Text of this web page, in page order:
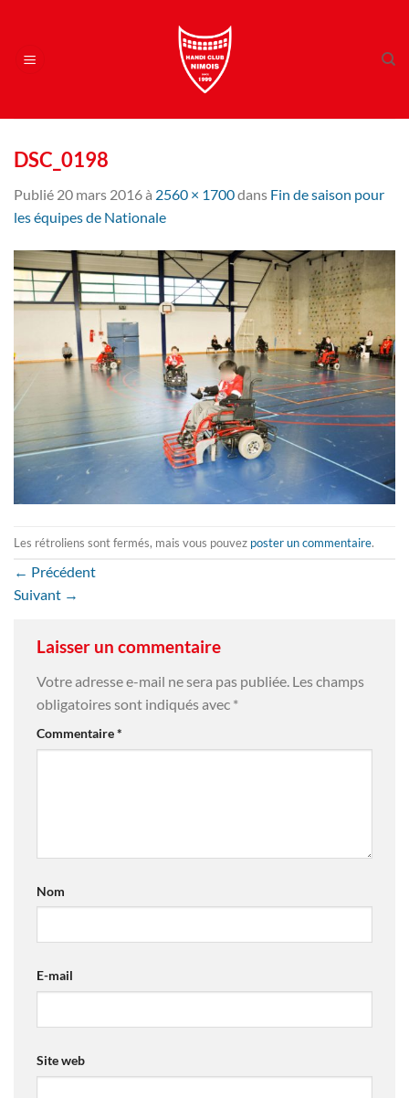
contenu
DSC_0198
Publié 20 mars 2016à 2560 × 1700dans Fin de saison pour
les équipes de Nationale
Les rétroliens sont fermés, mais vous pouvez poster un commentaire.
← Précédent
Suivant →
Laisser un commentaire
Votre adresse e-mail ne sera pas publiée. Les champs
obligatoires sont indiqués avec *
Commentaire*
Nom
E-mail
Site web